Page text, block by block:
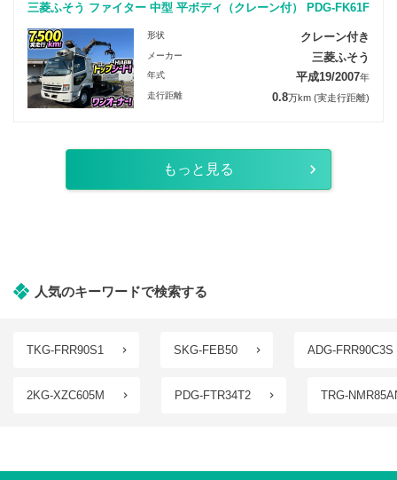
三菱ふそう ファイター 中型 平ボディ（クレーン付） PDG-FK61F
形状 クレーン付き
メーカー 三菱ふそう
年式 平成19/2007年
走行距離 0.8万km (実走行距離)
もっと見る
人気のキーワードで検索する
TKG-FRR90S1 SKG-FEB50 ADG-FRR90C3S
2KG-XZC605M PDG-FTR34T2 TRG-